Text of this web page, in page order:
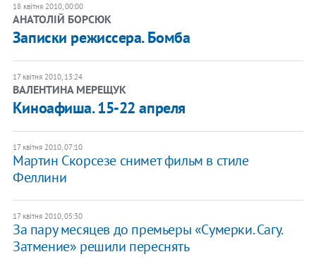
18 квітня 2010, 00:00
АНАТОЛІЙ БОРСЮК
Записки режиссера. Бомба
17 квітня 2010, 13:24
ВАЛЕНТИНА МЕРЕЩУК
Киноафиша. 15-22 апреля
17 квітня 2010, 07:10
Мартин Скорсезе снимет фильм в стиле
Феллини
17 квітня 2010, 05:30
За пару месяцев до премьеры «Сумерки. Сагу.
Затмение» решили переснять